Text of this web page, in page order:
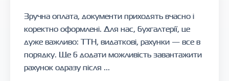
Зручна оплата, документи приходять вчасно і
коректно оформлені. Для нас, бухгалтерії, це
дуже важливо: ТТН, видаткові, рахунки — все в
порядку. Ще б додати можливість завантажити
рахунок одразу після ...